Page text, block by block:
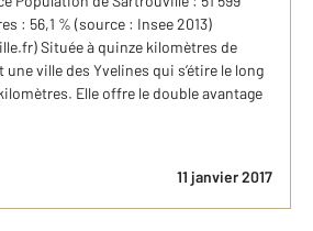
: 56,1 % (source : Insee 2013)
Située à quinze kilomètres de
ville des Yvelines qui s’étire le long
Elle offre le double avantage
11 janvier 2017